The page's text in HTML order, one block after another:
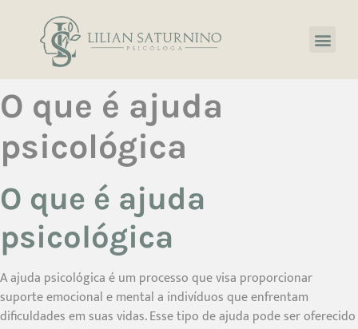
O que é ajuda
psicológica
O que é ajuda
psicológica
A ajuda psicológica é um processo que visa proporcionar
suporte emocional e mental a indivíduos que enfrentam
dificuldades em suas vidas. Esse tipo de ajuda pode ser oferecido